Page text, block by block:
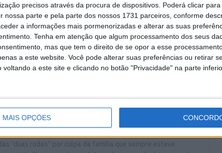
precisos através da procura de dispositivos. Poderá clicar
nossa parte e pela parte dos nossos 1731 parceiros, conforme
a informações mais pormenorizadas e alterar as suas
Tenha em atenção que algum processamento dos seus
mas que tem o direito de se opor a esse
a este website. Você pode alterar suas preferências ou retirar
voltando a este site e clicando no botão "Privacidade" na parte
MAIS OPÇÕES
& RvM Photography
WSBK Yamaha
que estuda e escreve sobre todas as novidades do mundo
“duas rodas” por culpa da família que sempre esteve